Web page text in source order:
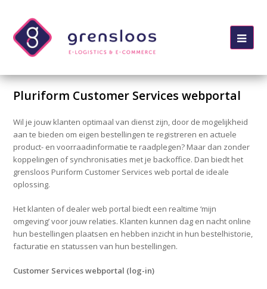
Pluriform Customer Services webportal
Wil je jouw klanten optimaal van dienst zijn, door de mogelijkheid
aan te bieden om eigen bestellingen te registreren en actuele
product- en voorraadinformatie te raadplegen? Maar dan zonder
koppelingen of synchronisaties met je backoffice. Dan biedt het
grensloos Puriform Customer Services web portal de ideale
oplossing.
Het klanten of dealer web portal biedt een realtime ‘mijn
omgeving’ voor jouw relaties. Klanten kunnen dag en nacht online
hun bestellingen plaatsen en hebben inzicht in hun bestelhistorie,
facturatie en statussen van hun bestellingen.
Customer Services webportal (log-in)